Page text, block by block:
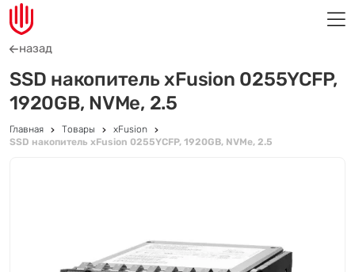
назад
SSD накопитель xFusion 0255YCFP,
1920GB, NVMe, 2.5
Главная Товары
xFusion
SSD накопитель xFusion 0255YCFP, 1920GB, NVMe, 2.5